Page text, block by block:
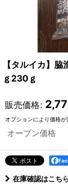
【タルイカ】
ｇ230ｇ
販売価格:
オプションにより価格が
オープン価格
在庫確認はこち